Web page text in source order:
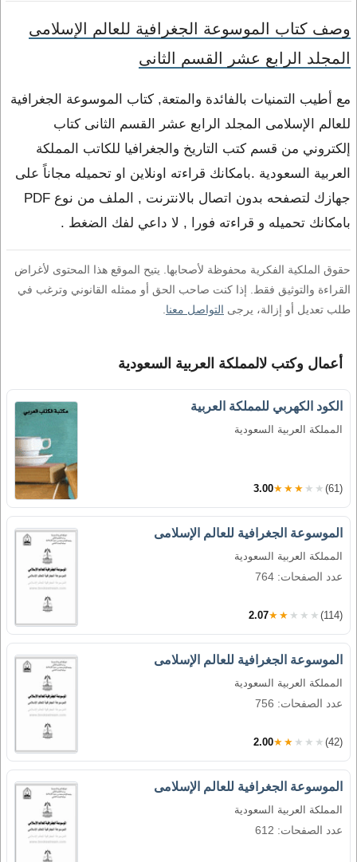
وصف كتاب الموسوعة الجغرافية للعالم الإسلامى
المجلد الرابع عشر القسم الثانى
مع أطيب التمنيات بالفائدة والمتعة, كتاب الموسوعة الجغرافية
للعالم الإسلامى المجلد الرابع عشر القسم الثانى كتاب
إلكتروني من قسم كتب التاريخ والجغرافيا للكاتب المملكة
العربية السعودية .بامكانك قراءته اونلاين او تحميله مجاناً على
جهازك لتصفحه بدون اتصال بالانترنت , الملف من نوع PDF
بامكانك تحميله و قراءته فورا , لا داعي لفك الضغط .
حقوق الملكية الفكرية محفوظة لأصحابها. يتيح الموقع هذا المحتوى لأغراض
القراءة والتوثيق فقط. إذا كنت صاحب الحق أو ممثله القانوني وترغب في
طلب تعديل أو إزالة، يرجى التواصل معنا
أعمال وكتب لالمملكة العربية السعودية
الكود الكهربي للمملكة العربية
المملكة العربية السعودية
3.00★★★★★ (61)
الموسوعة الجغرافية للعالم الإسلامى
المملكة العربية السعودية
عدد الصفحات: 764
2.07★★★★★ (114)
الموسوعة الجغرافية للعالم الإسلامى
المملكة العربية السعودية
عدد الصفحات: 756
2.00★★★★★ (42)
الموسوعة الجغرافية للعالم الإسلامى
المملكة العربية السعودية
عدد الصفحات: 612